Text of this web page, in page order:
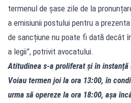
termenul de șase zile de la
a emisiunii postului pentru a
de sancțiune nu poate fi dată decât
a legii”, potrivit avocatului.
Atitudinea s‑a proliferat și în
Voiau termen joi la ora 13:00, în
urma să opereze la ora 18:00, așa